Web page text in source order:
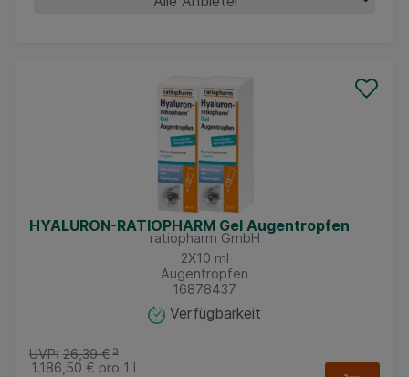
HYALURON-RATIOPHARM Gel Augentropfen
ratiopharm GmbH
2X10 ml
Augentropfen
16878437
Verfügbarkeit
UVP: 26,39 €³
1.186,50 € pro 1 l